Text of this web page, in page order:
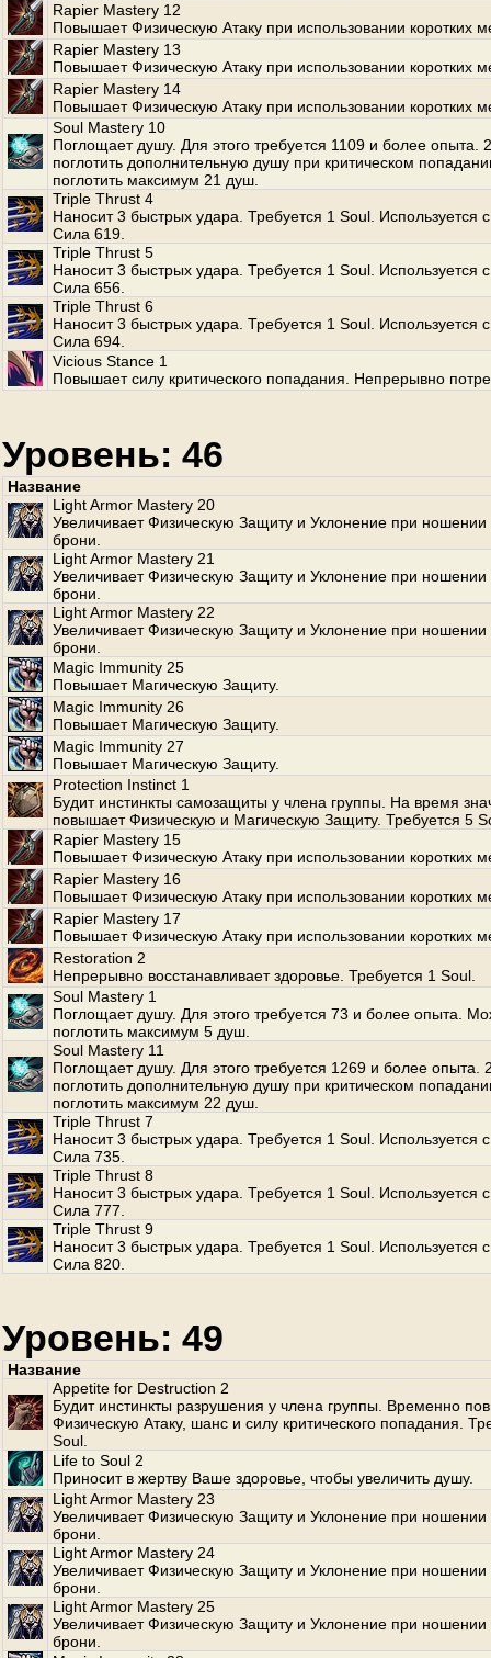
Rapier Mastery 12
Повышает Физическую Атаку при использовании коротких
Rapier Mastery 13
Повышает Физическую Атаку при использовании коротких
Rapier Mastery 14
Повышает Физическую Атаку при использовании коротких
Soul Mastery 10
Поглощает душу. Для этого требуется 1109 и более опыта.
поглотить дополнительную душу при критическом
поглотить максимум 21 душ.
Triple Thrust 4
Наносит 3 быстрых удара. Требуется 1 Soul. Используется
Сила 619.
Triple Thrust 5
Наносит 3 быстрых удара. Требуется 1 Soul. Используется
Сила 656.
Triple Thrust 6
Наносит 3 быстрых удара. Требуется 1 Soul. Используется
Сила 694.
Vicious Stance 1
Повышает силу критического попадания. Непрерывно
Уровень: 46
Название
Light Armor Mastery 20
Увеличивает Физическую Защиту и Уклонение при ношении
брони.
Light Armor Mastery 21
Увеличивает Физическую Защиту и Уклонение при ношении
брони.
Light Armor Mastery 22
Увеличивает Физическую Защиту и Уклонение при ношении
брони.
Magic Immunity 25
Повышает Магическую Защиту.
Magic Immunity 26
Повышает Магическую Защиту.
Magic Immunity 27
Повышает Магическую Защиту.
Protection Instinct 1
Будит инстинкты самозащиты у члена группы. На время
повышает Физическую и Магическую Защиту. Требуется 5
Rapier Mastery 15
Повышает Физическую Атаку при использовании коротких
Rapier Mastery 16
Повышает Физическую Атаку при использовании коротких
Rapier Mastery 17
Повышает Физическую Атаку при использовании коротких
Restoration 2
Непрерывно восстанавливает здоровье. Требуется 1 Soul.
Soul Mastery 1
Поглощает душу. Для этого требуется 73 и более опыта.
поглотить максимум 5 душ.
Soul Mastery 11
Поглощает душу. Для этого требуется 1269 и более опыта.
поглотить дополнительную душу при критическом
поглотить максимум 22 душ.
Triple Thrust 7
Наносит 3 быстрых удара. Требуется 1 Soul. Используется
Сила 735.
Triple Thrust 8
Наносит 3 быстрых удара. Требуется 1 Soul. Используется
Сила 777.
Triple Thrust 9
Наносит 3 быстрых удара. Требуется 1 Soul. Используется
Сила 820.
Уровень: 49
Название
Appetite for Destruction 2
Будит инстинкты разрушения у члена группы. Временно
Физическую Атаку, шанс и силу критического попадания.
Soul.
Life to Soul 2
Приносит в жертву Ваше здоровье, чтобы увеличить душу.
Light Armor Mastery 23
Увеличивает Физическую Защиту и Уклонение при ношении
брони.
Light Armor Mastery 24
Увеличивает Физическую Защиту и Уклонение при ношении
брони.
Light Armor Mastery 25
Увеличивает Физическую Защиту и Уклонение при ношении
брони.